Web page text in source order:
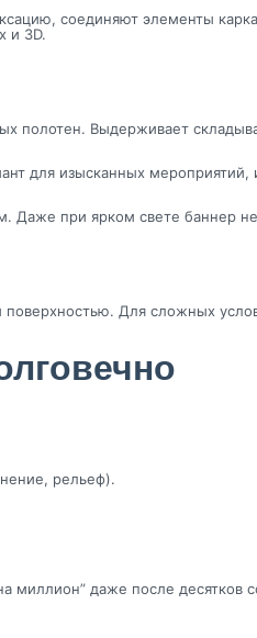
соединяют элементы
и 3D.
полотен. Выдерживает
для изысканных
при ярком свете баннер не
Для сложных
рельеф).
миллион” даже после десятков